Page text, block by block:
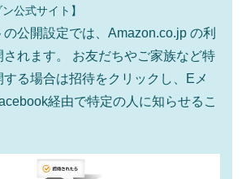
公式サイト】
の公開設定では、Amazon.co.jp の利
されます。 お友だちやご家族など特
る場合は招待をクリックし、Eメ
経由で特定の人に知らせるこ